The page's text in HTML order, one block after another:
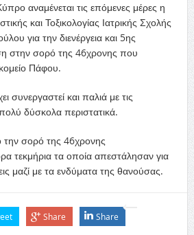
αναμένεται τις επόμενες μέρες η
και Τοξικολογίας Ιατρικής Σχολής
για την διενέργεια και 5ης
στην σορό της 46χρονης που
Πάφου.
συνεργαστεί και παλιά με τις
δύσκολα περιστατικά.
σορό της 46χρονης
τεκμήρια τα οποία απεστάλησαν για
μαζί με τα ενδύματα της θανούσας.
Share Share